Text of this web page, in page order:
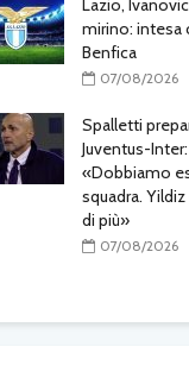
Lazio,
mirino: intesa
Benfica
07/08/2026
Spalletti
Juventus-Inter:
«Dobbiamo
squadra.
di più»
07/08/2026